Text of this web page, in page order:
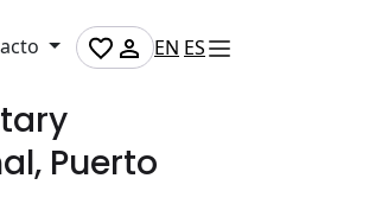
EN ES
en
Puerto